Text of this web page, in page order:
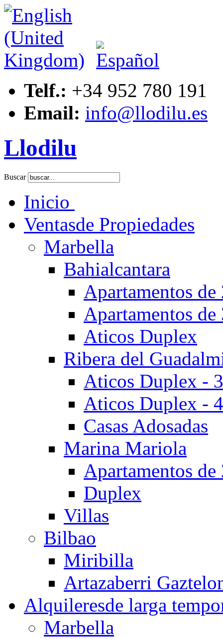
Telf.: +34 952 780 191
Email: info@llodilu.es
Llodilu
Buscar
Inicio
Ventasde Propiedades
Marbella
Bahialcantara
Apartamentos
Apartamentos
Aticos Duplex
Ribera del
Aticos Duplex -
Aticos Duplex -
Casas Adosadas
Marina Mariola
Apartamentos
Duplex
Villas
Bilbao
Miribilla
Artazaberri
Alquileresde larga
Marbella